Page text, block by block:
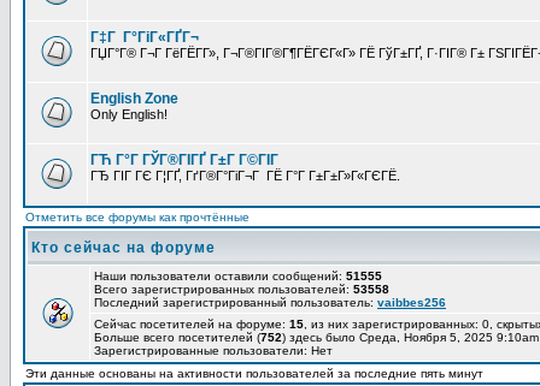
Г‡Г Г°ГіГ«ГҐГ¬
ГЏГ°Г® Г¬Г ГёГЁГ­Г», Г¬Г®ГІГ®Г¶ГЁГЄГ«Г» ГЁ ГўГ±ГҐ, Г·ГІГ® Г±
English Zone
Only English!
ГЋ Г°Г ГЎГ®ГІГҐ Г±Г Г©ГІГ
ГЂ ГІГ ГЄ Г¦ГҐ, ГґГ®Г°ГіГ¬Г ГЁ Г°Г Г±Г±Г»Г«ГЄГЁ.
Отметить все форумы как прочтённые
Кто сейчас на форуме
Наши пользователи оставили сообщений: 51555
Всего зарегистрированных пользователей: 53558
Последний зарегистрированный пользователь: vaibbes256
Сейчас посетителей на форуме: 15 , из них зарегистрированных: 0,
Больше всего посетителей (752) здесь было Среда, Ноября 5, 2025 9:10am
Зарегистрированные пользователи: Нет
Эти данные основаны на активности пользователей за последние пять минут